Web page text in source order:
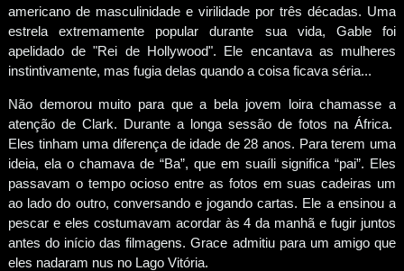
americano de masculinidade e virilidade por três décadas. Uma
estrela extremamente popular durante sua vida, Gable foi
apelidado de "Rei de Hollywood". Ele encantava as mulheres
instintivamente, mas fugia delas quando a coisa ficava séria...
Não demorou muito para que a bela jovem loira chamasse a
atenção de Clark. Durante a longa sessão de fotos na África.
Eles tinham uma diferença de idade de 28 anos. Para terem uma
ideia, ela o chamava de “Ba”, que em suaíli significa “pai”. Eles
passavam o tempo ocioso entre as fotos em suas cadeiras um
ao lado do outro, conversando e jogando cartas. Ele a ensinou a
pescar e eles costumavam acordar às 4 da manhã e fugir juntos
antes do início das filmagens. Grace admitiu para um amigo que
eles nadaram nus no Lago Vitória.